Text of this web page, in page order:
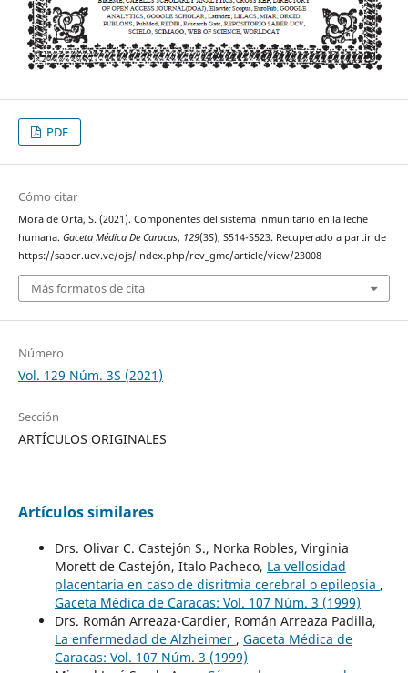
PDF
Cómo citar
Mora de Orta, S. (2021). Componentes del sistema inmunitario en la leche
humana. Gaceta Médica De Caracas, 129(3S), S514-S523. Recuperado a partir de
https://saber.ucv.ve/ojs/index.php/rev_gmc/article/view/23008
Más formatos de cita
Número
Vol. 129 Núm. 3S (2021)
Sección
ARTÍCULOS ORIGINALES
Artículos similares
Drs. Olivar C. Castejón S., Norka Robles, Virginia
Morett de Castejón, Italo Pacheco, La vellosidad
placentaria en caso de disritmia cerebral o epilepsia ,
Gaceta Médica de Caracas: Vol. 107 Núm. 3 (1999)
Drs. Román Arreaza-Cardier, Román Arreaza Padilla,
La enfermedad de Alzheimer , Gaceta Médica de
Caracas: Vol. 107 Núm. 3 (1999)